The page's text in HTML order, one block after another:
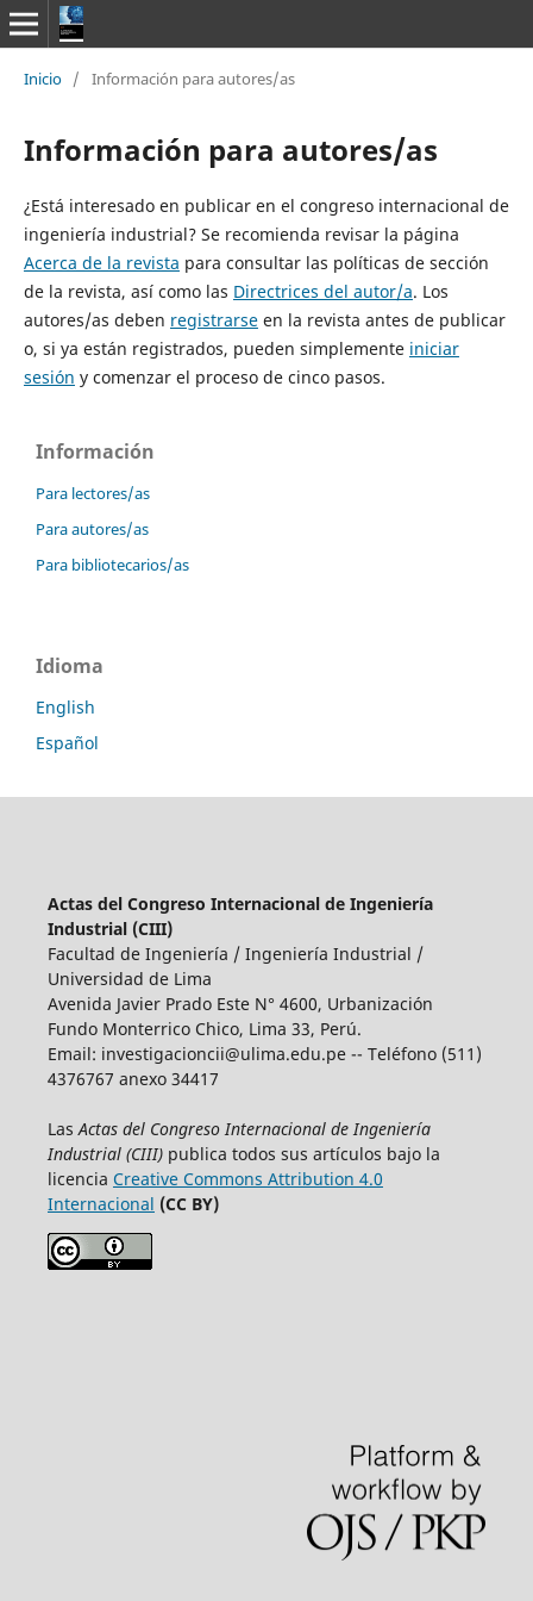
Inicio / Información para autores/as
Información para autores/as
¿Está interesado en publicar en el congreso internacional de
ingeniería industrial? Se recomienda revisar la página
Acerca de la revista para consultar las políticas de sección
de la revista, así como las Directrices del autor/a. Los
autores/as deben registrarseen la revista antes de publicar
o, si ya están registrados, pueden simplemente iniciar
sesión y comenzar el proceso de cinco pasos.
Información
Para lectores/as
Para autores/as
Para bibliotecarios/as
Idioma
English
Español
Actas del Congreso Internacional de Ingeniería
Industrial (CIII)
Facultad de Ingeniería / Ingeniería Industrial /
Universidad de Lima
Avenida Javier Prado Este N° 4600, Urbanización
Fundo Monterrico Chico, Lima 33, Perú.
Email: investigacioncii@ulima.edu.pe-- Teléfono (511)
4376767 anexo 34417
Las Actas del Congreso Internacional de Ingeniería
Industrial (CIII)publica todos sus artículos bajo la
licencia Creative Commons Attribution 4.0
Internacional (CC BY)